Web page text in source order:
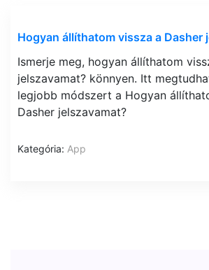
Hogyan állíthatom vissza a Dasher
Ismerje meg, hogyan állíthatom
jelszavamat? könnyen. Itt
legjobb módszert a Hogyan
Dasher jelszavamat?
Kategória: App